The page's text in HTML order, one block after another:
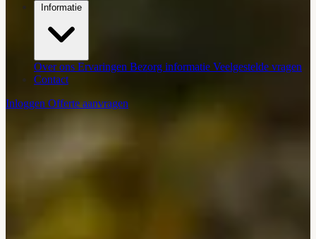
Informatie
Over ons Ervaringen Bezorg informatie Veelgestelde vragen
Contact
Inloggen Offerte aanvragen